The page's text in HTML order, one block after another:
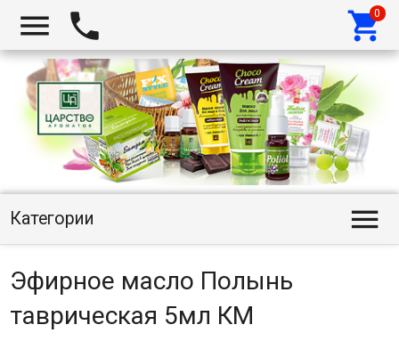
  
Категории 
Эфирное масло Полынь
таврическая 5мл КМ